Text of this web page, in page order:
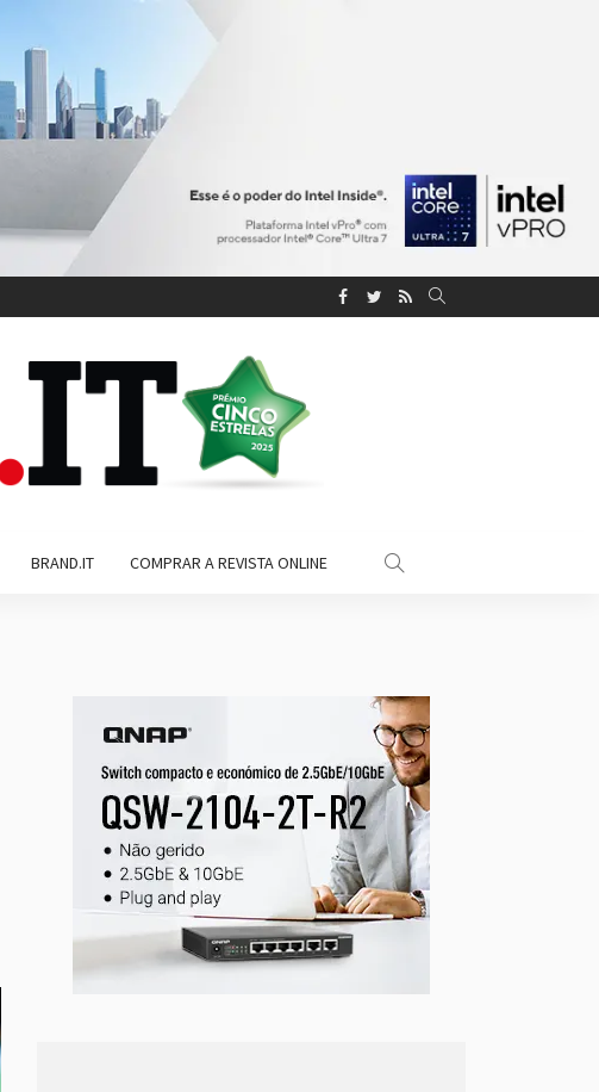
BRAND.IT COMPRAR A REVISTA ONLINE